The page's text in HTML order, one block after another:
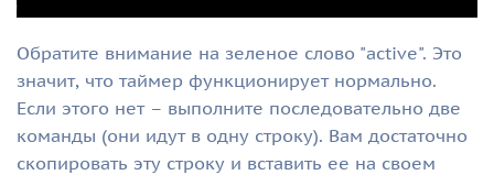
Обратите внимание на зеленое слово "active". Это
значит, что таймер функционирует нормально.
Если этого нет – выполните последовательно две
команды (они идут в одну строку). Вам достаточно
скопировать эту строку и вставить ее на своем